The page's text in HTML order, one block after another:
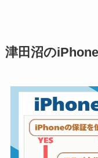
津田沼の